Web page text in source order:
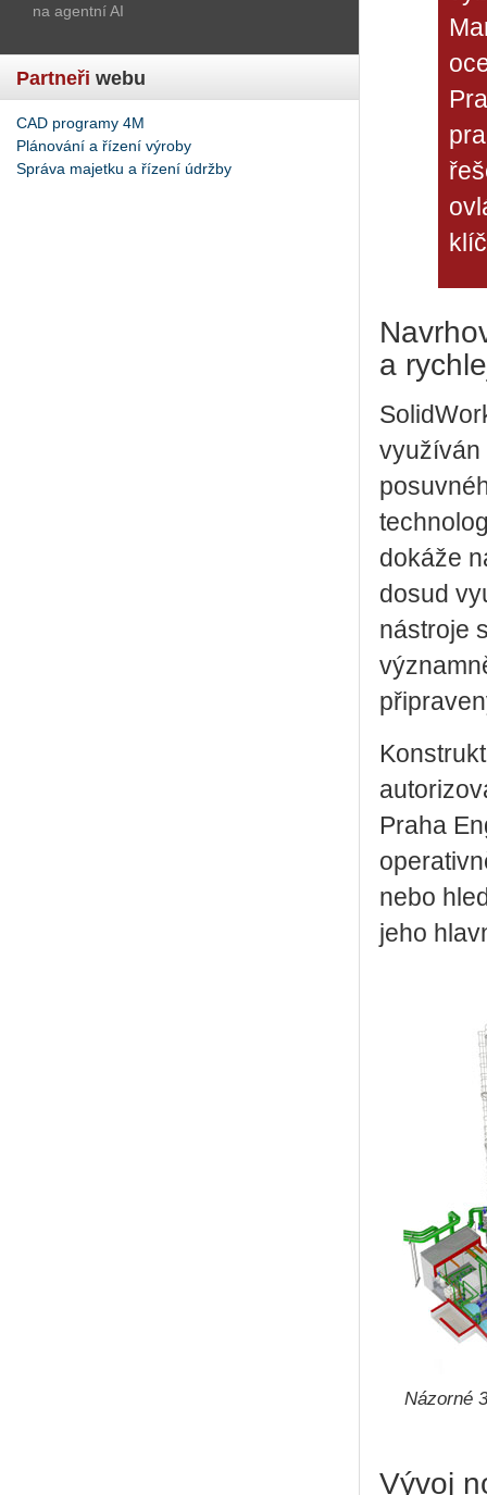
na agentní AI
Partneři webu
CAD programy 4M
Plánování a řízení výroby
Správa majetku a řízení údržby
a
využíván
dokáže
dosud
nástroje
Praha
nebo
jeho
Názorné
Vývoj